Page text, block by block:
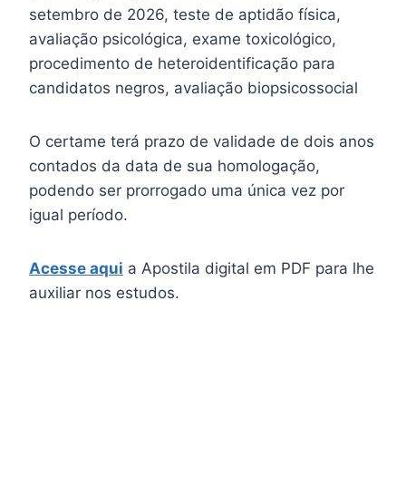
setembro de 2026, teste de aptidão física,
avaliação psicológica, exame toxicológico,
procedimento de heteroidentificação para
candidatos negros, avaliação biopsicossocial
O certame terá prazo de validade de dois anos
contados da data de sua homologação,
podendo ser prorrogado uma única vez por
igual período.
Acesse aqui a Apostila digital em PDF para lhe
auxiliar nos estudos.